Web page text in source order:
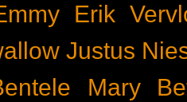
Erik
Justus
Mary